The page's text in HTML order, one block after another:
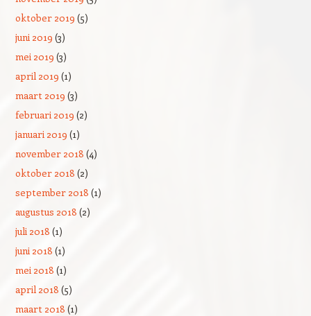
oktober 2019 (5)
juni 2019 (3)
mei 2019 (3)
april 2019 (1)
maart 2019 (3)
februari 2019 (2)
januari 2019 (1)
november 2018 (4)
oktober 2018 (2)
september 2018 (1)
augustus 2018 (2)
juli 2018 (1)
juni 2018 (1)
mei 2018 (1)
april 2018 (5)
maart 2018 (1)